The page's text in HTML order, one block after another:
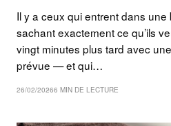
Il y a ceux qui entrent dans
sachant exactement ce qu’ils
vingt minutes plus tard avec
prévue — et qui…
26/02/20266 MIN DE LECTURE